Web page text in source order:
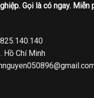
Gọi là có ngay.
Hồ Chí Minh